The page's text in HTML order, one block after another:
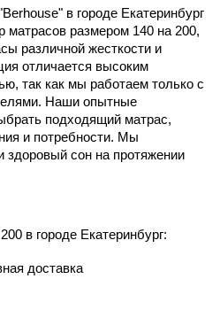
в городе Екатеринбург
размером 140 на 200,
различной жесткости и
отличается высоким
так как мы работаем только с
Наши опытные
подходящий матрас,
и потребности. Мы
здоровый сон на протяжении
в городе Екатеринбург:
доставка